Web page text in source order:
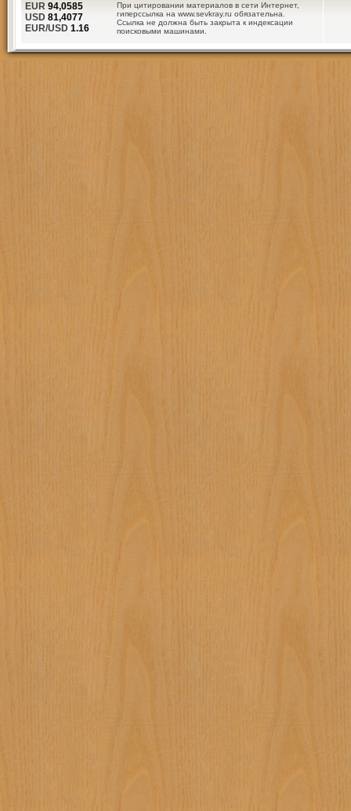
При цитировании материалов в сети Интернет,
гиперссылка на www.sevkray.ru обязательна.
Ссылка не должна быть закрыта к индексации
поисковыми машинами.
EUR 94,0585
USD 81,4077
EUR/USD 1.16